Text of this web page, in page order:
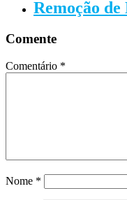
Remoção
Comente
Comentário *
Nome *